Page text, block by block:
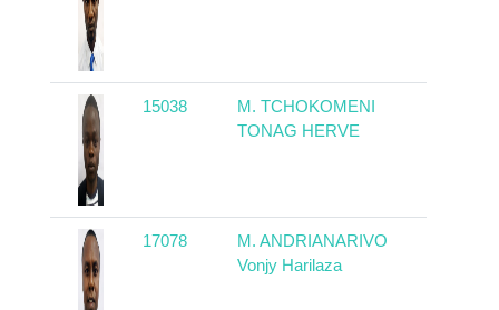
15038
M. TCHOKOMENI
TONAG HERVE
17078
M. ANDRIANARIVO
Vonjy Harilaza